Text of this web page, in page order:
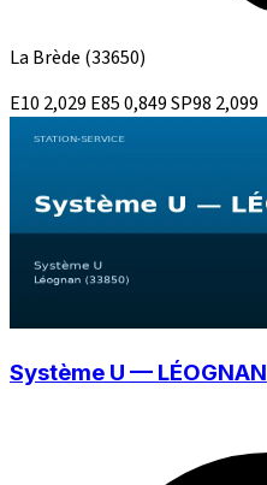
La Brède (33650)
E10 2,029 E850,849SP98 2,099
Système U — LÉOGNAN